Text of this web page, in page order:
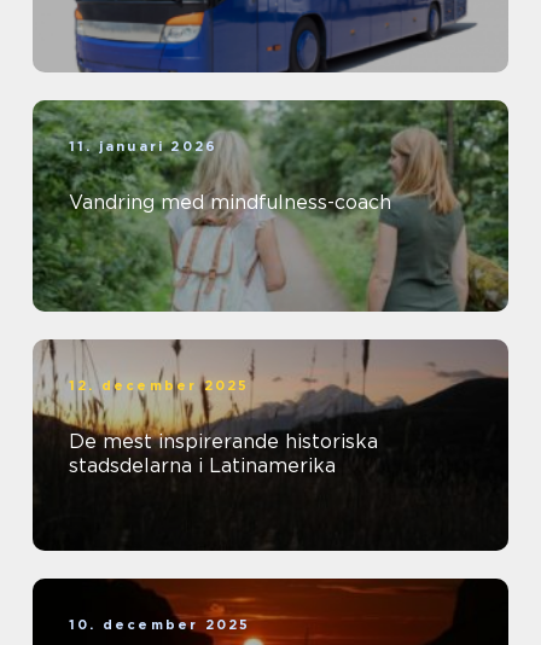
11. januari 2026
Vandring med mindfulness-coach
12. december 2025
De mest inspirerande historiska
stadsdelarna i Latinamerika
10. december 2025